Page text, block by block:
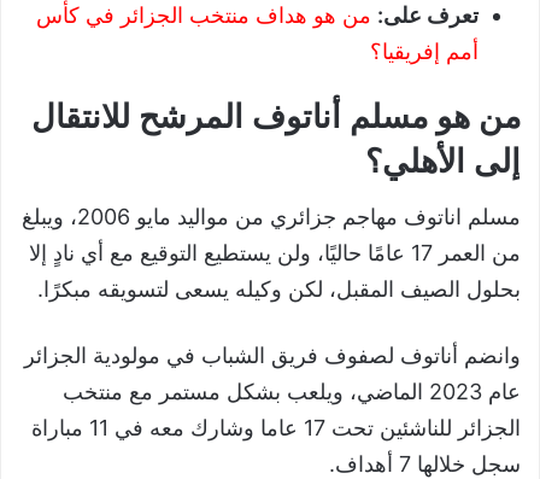
تعرف على: من هو هداف منتخب الجزائر في كأس
أمم إفريقيا؟
من هو مسلم أناتوف المرشح للانتقال
إلى الأهلي؟
مسلم اناتوف مهاجم جزائري من مواليد مايو 2006، ويبلغ
من العمر 17 عامًا حاليًا، ولن يستطيع التوقيع مع أي نادٍ إلا
بحلول الصيف المقبل، لكن وكيله يسعى لتسويقه مبكرًا.
وانضم أناتوف لصفوف فريق الشباب في مولودية الجزائر
عام 2023 الماضي، ويلعب بشكل مستمر مع منتخب
الجزائر للناشئين تحت 17 عاما وشارك معه في 11 مباراة
سجل خلالها 7 أهداف.